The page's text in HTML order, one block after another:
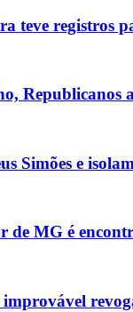
teve registros
Simões e
de MG é